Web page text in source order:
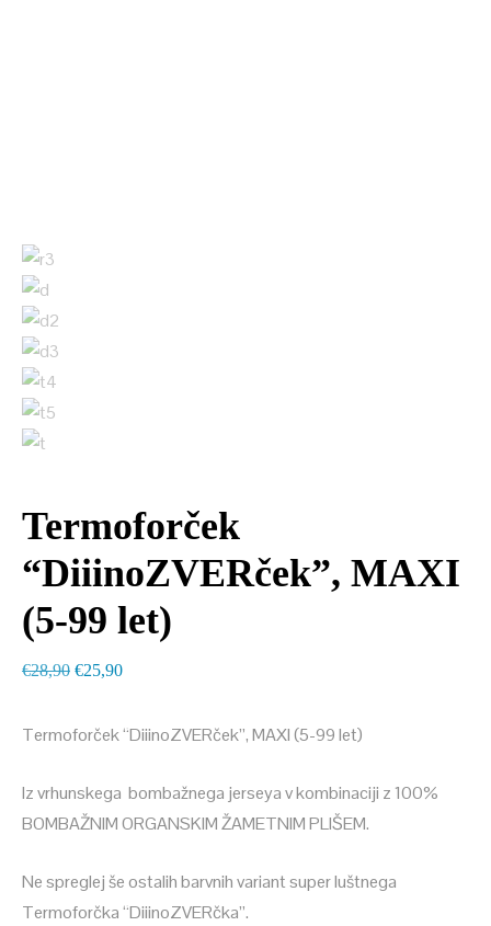
Termoforček
“DiiinoZVERček”, MAXI
(5-99 let)
€28,90 Izvirna
je
€28,90.
€25,90Trenutna
je:
Termoforček “DiiinoZVERček”, MAXI (5-99 let)
Iz vrhunskega bombažnega jerseya v kombinaciji z 100%
BOMBAŽNIM ORGANSKIM ŽAMETNIM PLIŠEM.
Ne spreglej še ostalih barvnih variant super luštnega
Termoforčka “DiiinoZVERčka”.